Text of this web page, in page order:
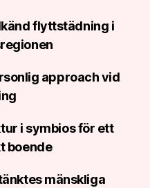
flyttstädning i
approach vid
i symbios för ett
boende
mänskliga